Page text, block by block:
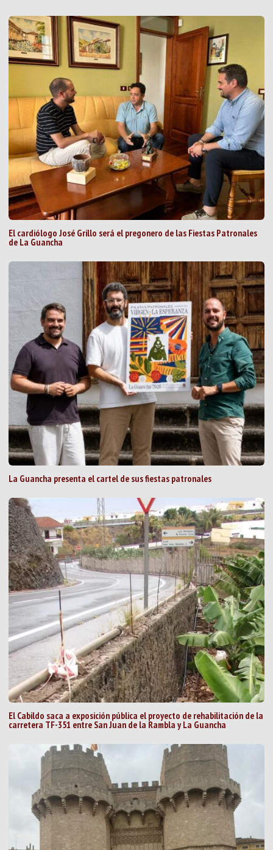
El cardiólogo José Grillo será el pregonero de las Fiestas Patronales
de La Guancha
La Guancha presenta el cartel de sus fiestas patronales
El Cabildo saca a exposición pública el proyecto de rehabilitación de la
carretera TF-351 entre San Juan de la Rambla y La Guancha